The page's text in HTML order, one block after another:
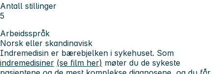
Antall stillinger
5
Arbeidsspråk
Norsk eller skandinavisk
Indremedisin er bærebjelken i sykehuset. Som
indremedisiner (se film her) møter du de sykeste